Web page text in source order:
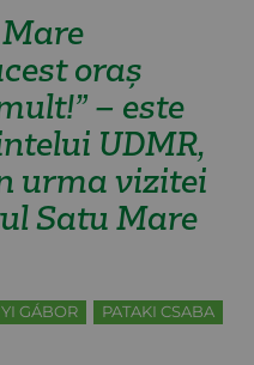
oraș
– este
UDMR,
urma vizitei
Satu Mare
GÁBOR PATAKI CSABA